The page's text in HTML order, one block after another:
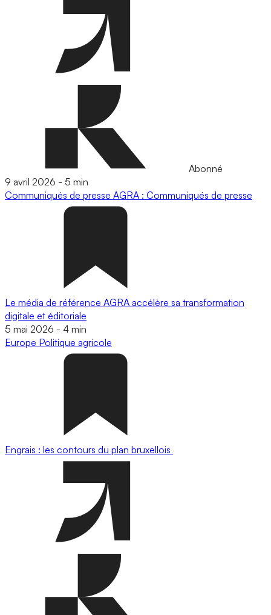
Abonné
9 avril 2026 - 5 min
Communiqués de presse AGRA : Communiqués de presse
Le média de référence AGRA accélère sa transformation
digitale et éditoriale
5 mai 2026 - 4 min
Europe Politique agricole
Engrais : les contours du plan bruxellois